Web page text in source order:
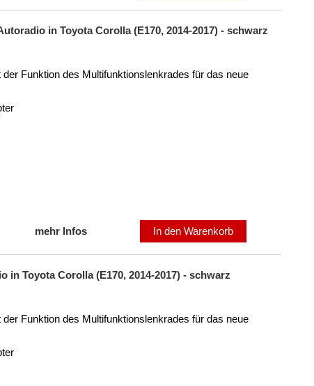
in Toyota Corolla (E170, 2014-2017) - schwarz
Funktion des Multifunktionslenkrades für das neue
mehr Infos In den Warenkorb
Toyota Corolla (E170, 2014-2017) - schwarz
Funktion des Multifunktionslenkrades für das neue